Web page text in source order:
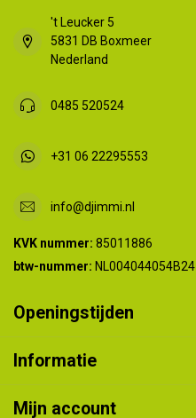
't Leucker 5
5831 DB Boxmeer
Nederland
0485 520524
+31 06 22295553
info@djimmi.nl
KVK nummer: 85011886
btw-nummer: NL004044054B24
Openingstijden
Informatie
Mijn account